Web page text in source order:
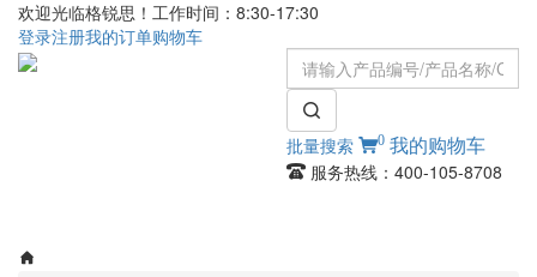
欢迎光临格锐思！工作时间：8:30-17:30
登录注册我的订单购物车
批量搜索 0 我的购物车
服务热线：400-105-8708